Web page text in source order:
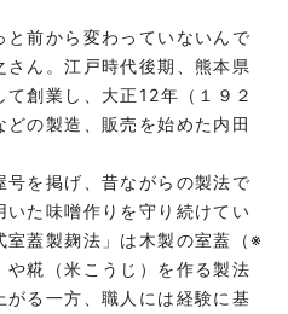
と前から変わっていないんで
ん。江戸時代後期、熊本県
創業し、大正12年（１９２
の製造、販売を始めた内田
を掲げ、昔ながらの製法で
た味噌作りを守り続けてい
蓋製麹法」は木製の室蓋（※
や糀（米こうじ）を作る製法
る一方、職人には経験に基